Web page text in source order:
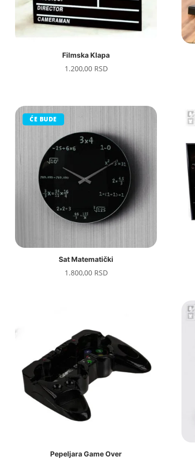
Filmska Klapa
1.200,00 RSD
ĆE BUDE
Sat Matematički
1.800,00 RSD
Pepeljara Game Over